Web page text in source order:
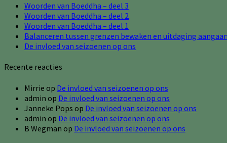
Woorden van Boeddha – deel 3
Woorden van Boeddha – deel 2
Woorden van Boeddha – deel 1
Balanceren tussen grenzen bewaken en uitdaging
De invloed van seizoenen op ons
Recente reacties
Mirrie op De invloed van seizoenen op ons
admin op De invloed van seizoenen op ons
Janneke Pops op De invloed van seizoenen op ons
admin op De invloed van seizoenen op ons
B Wegman op De invloed van seizoenen op ons